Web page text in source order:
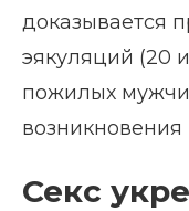
доказывается
эякуляций (20
пожилых
возникновения
Секс